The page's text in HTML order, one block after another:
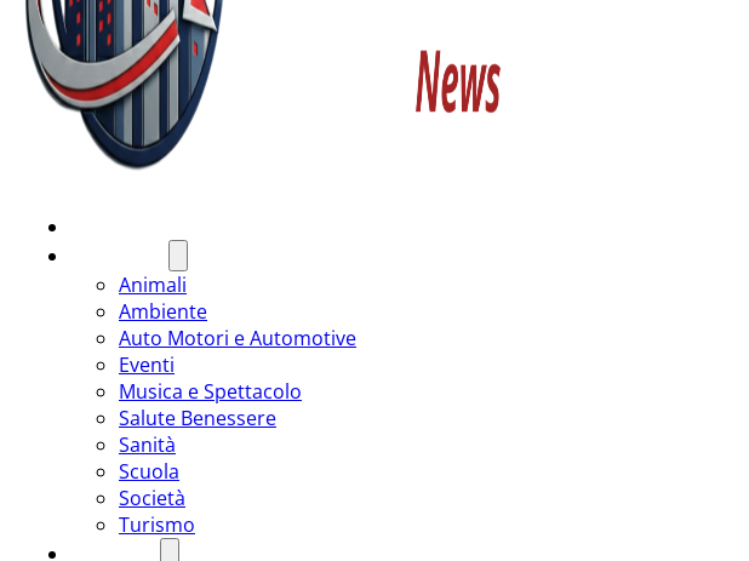
Animali
Ambiente
Auto Motori e Automotive
Eventi
Musica e Spettacolo
Salute Benessere
Sanità
Scuola
Società
Turismo